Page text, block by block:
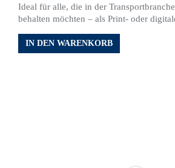
Ideal für alle, die in der
behalten möchten – als Print- oder
IN DEN WARENKORB